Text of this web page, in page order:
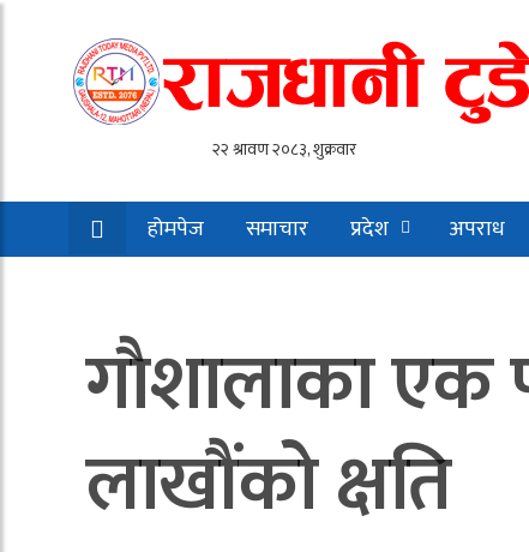
होमपेज समाचार प्रदेश अपराध
गाैशालाका
लाखौंको क्षति